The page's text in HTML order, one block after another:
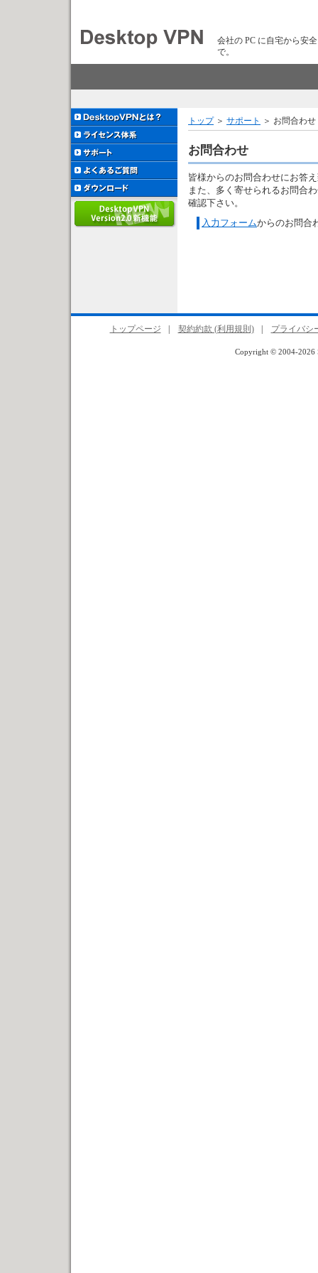
会社の PC に自宅から安
で。
トップ＞ サポート ＞ お問合わせ
お問合わせ
皆様からのお問合わせにお答
また、多く寄せられるお問合
確認下さい。
入力フォームからのお問合
トップページ 契約約款 (利用規則) プライバシ
Copyright © 2004-2026